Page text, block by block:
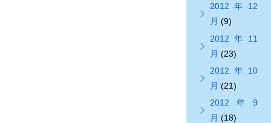
2012年12
月 (9)
2012年11
月 (23)
2012年10
月 (21)
2012年9
月 (18)